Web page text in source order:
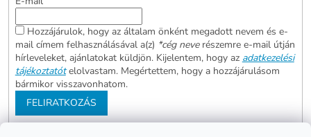
Hozzájárulok, hogy az általam önként megadott nevem és e-
mail címem felhasználásával a(z) *cég neverészemre e-mail útján
hírleveleket, ajánlatokat küldjön. Kijelentem, hogy az adatkezelési
tájékoztatót elolvastam. Megértettem, hogy a hozzájárulásom
bármikor visszavonhatom.
FELIRATKOZÁS